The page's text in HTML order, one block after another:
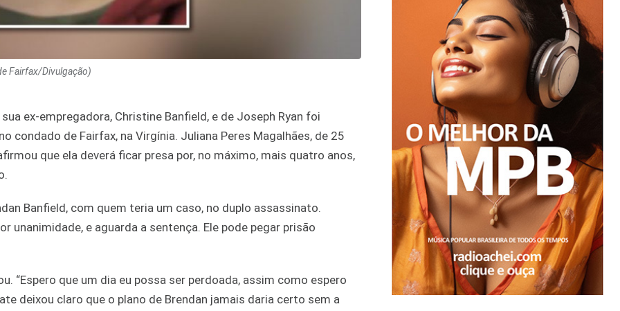
Fairfax/Divulgação)
ex-empregadora, Christine Banfield, e de Joseph Ryan foi
condado de Fairfax, na Virgínia. Juliana Peres Magalhães, de 25
que ela deverá ficar presa por, no máximo, mais quatro anos,
Banfield, com quem teria um caso, no duplo assassinato.
e aguarda a sentença. Ele pode pegar prisão
“Espero que um dia eu possa ser perdoada, assim como espero
deixou claro que o plano de Brendan jamais daria certo sem a